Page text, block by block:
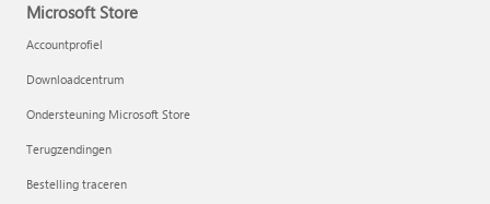
Microsoft Store
Accountprofiel
Downloadcentrum
Ondersteuning Microsoft Store
Terugzendingen
Bestelling traceren